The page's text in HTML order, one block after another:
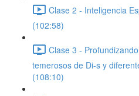
Clase 2 - Inteligencia
(102:58)
Clase 3 -
temerosos de Di-s y
(108:10)